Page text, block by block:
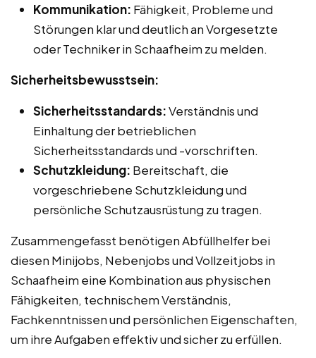
Kommunikation: Fähigkeit, Probleme und
Störungen klar und deutlich an Vorgesetzte
oder Techniker in Schaafheim zu melden.
Sicherheitsbewusstsein:
Sicherheitsstandards:Verständnis und
Einhaltung der betrieblichen
Sicherheitsstandards und -vorschriften.
Schutzkleidung: Bereitschaft, die
vorgeschriebene Schutzkleidung und
persönliche Schutzausrüstung zu tragen.
Zusammengefasst benötigen Abfüllhelfer bei
diesen Minijobs, Nebenjobs und Vollzeitjobs in
Schaafheim eine Kombination aus physischen
Fähigkeiten, technischem Verständnis,
Fachkenntnissen und persönlichen Eigenschaften,
um ihre Aufgaben effektiv und sicher zu erfüllen.